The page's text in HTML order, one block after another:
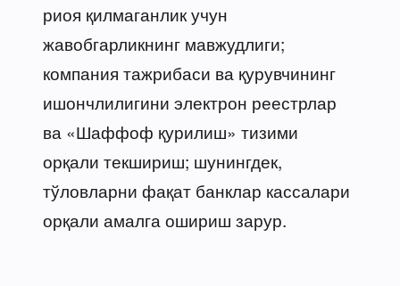
риоя қилмаганлик учун
жавобгарликнинг мавжудлиги;
компания тажрибаси ва қурувчининг
ишончлилигини электрон реестрлар
ва «Шаффоф қурилиш» тизими
орқали текшириш; шунингдек,
тўловларни фақат банклар кассалари
орқали амалга ошириш зарур.